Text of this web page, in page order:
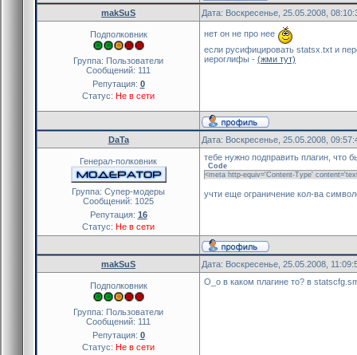
makSuS Дата: Воскресенье, 25.05.2008,
Подполковник
Группа: Пользователи
Сообщений: 111
Репутация: 0
Статус: Не в сети
нет он не про нее
если русифицировать statsx.txt и
иероглифы - (жми тут)
DaTa Дата: Воскресенье, 25.05.2008,
Генерал-полковник
Группа: Cупер-модеры
Сообщений: 1025
Репутация: 16
Статус: Не в сети
тебе нужно подправить плагин, что
Code
<meta http-equiv='Content-Type'
учти еще ограничение кол-ва
makSuS Дата: Воскресенье, 25.05.2008,
Подполковник
Группа: Пользователи
Сообщений: 111
Репутация: 0
Статус: Не в сети
О_о в каком плагине то? в